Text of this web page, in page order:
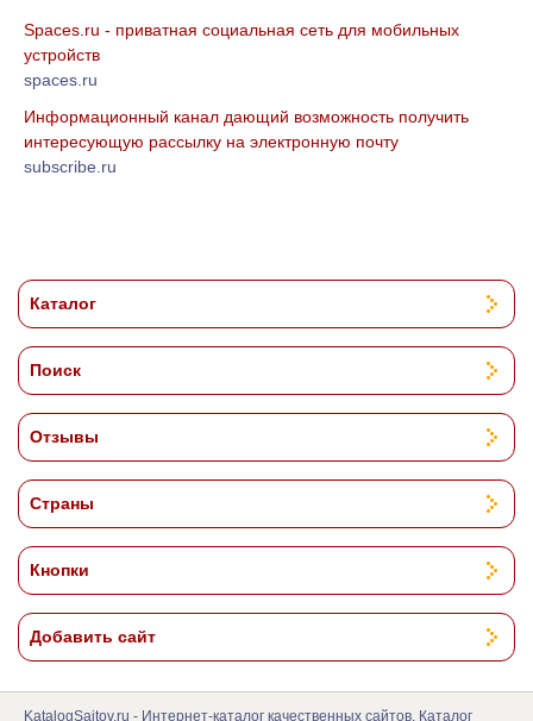
Spaces.ru - приватная социальная сеть для мобильных
устройств
spaces.ru
Информационный канал дающий возможность получить
интересующую рассылку на электронную почту
subscribe.ru
Каталог
Поиск
Отзывы
Страны
Кнопки
Добавить сайт
KatalogSajtov.ru - Интернет-каталог качественных сайтов. Каталог